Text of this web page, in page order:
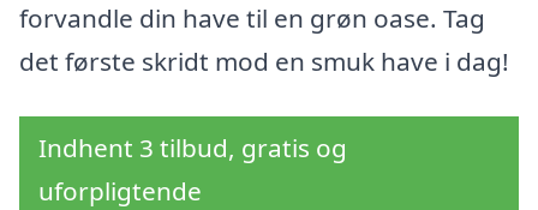
forvandle din have til en grøn oase. Tag
det første skridt mod en smuk have i dag!
Indhent 3 tilbud, gratis og
uforpligtende